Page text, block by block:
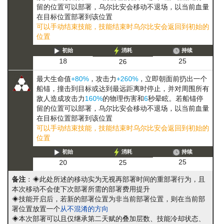
留的位置可以部署，乌尔比安会移动不退场，以当前血量
在目标位置部署到该位置
可以手动结束技能，技能结束时乌尔比安会返回到初始的
位置
初始
18
消耗
26
持续
25
最大生命值+80% ，攻击力+260% ，立即朝面前扔出一个
船锚，撞击到目标或达到最远距离时停止，并对周围所有
敌人造成攻击力160%的物理伤害和6秒晕眩。若船锚停
留的位置可以部署，乌尔比安会移动不退场，以当前血量
在目标位置部署到该位置
可以手动结束技能，技能结束时乌尔比安会返回到初始的
位置
初始
20
消耗
25
持续
25
备注 ：◈此处所述的移动实为无视再部署时间的重部署行为，且
本次移动不会使下次部署所需的部署费用提升
◈技能开启后，若新的部署位置为非当前部署位置，则在当前部
署位置放置一个从不混淆的方向
◈本次部署可以且仅继承第二天赋的叠加层数、技能冷却状态、